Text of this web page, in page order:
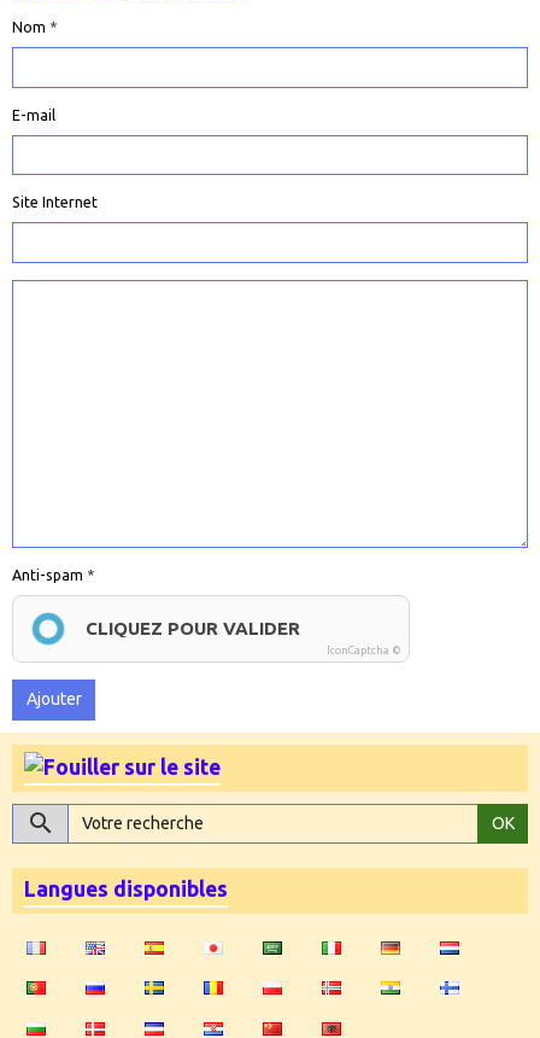
Nom
E-mail
Site Internet
Anti-spam
CLIQUEZ POUR VALIDER
IconCaptcha ©
Ajouter
OK
Langues disponibles